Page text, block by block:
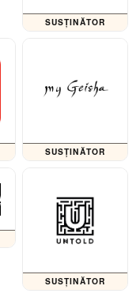
SUSȚINĂTOR
SUSȚINĂTOR
SUSȚINĂTOR